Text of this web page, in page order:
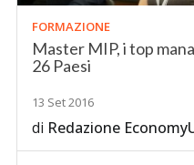
FORMAZIONE
Master MIP, i top
26 Paesi
13 Set 2016
di Redazione